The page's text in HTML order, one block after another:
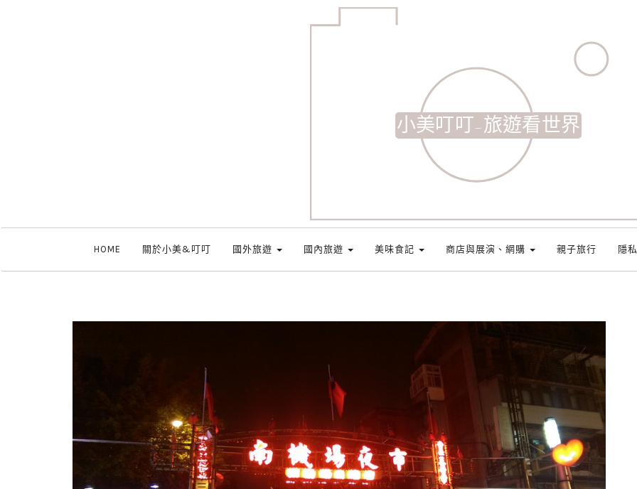
小美叮叮-旅遊看世界
HOME 關於小美&叮叮 國外旅遊 國內旅遊 美味食記 商店與展演、網購 親子旅行 隱